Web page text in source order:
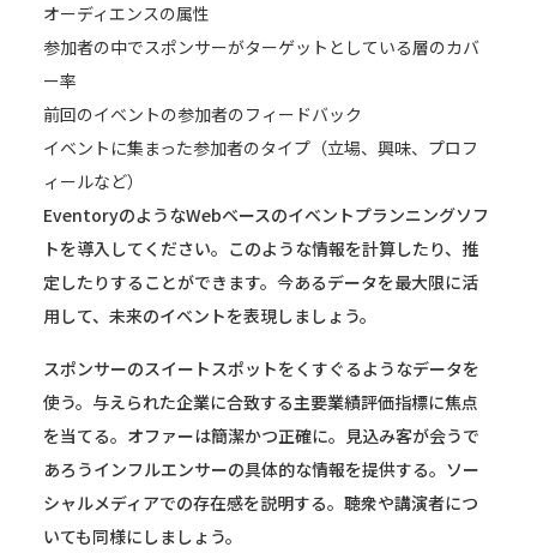
オーディエンスの属性
参加者の中でスポンサーがターゲットとしている層のカバ
ー率
前回のイベントの参加者のフィードバック
イベントに集まった参加者のタイプ（立場、興味、プロフ
ィールなど）
EventoryのようなWebベースのイベントプランニングソフ
トを導入してください。このような情報を計算したり、推
定したりすることができます。今あるデータを最大限に活
用して、未来のイベントを表現しましょう。
スポンサーのスイートスポットをくすぐるようなデータを
使う。与えられた企業に合致する主要業績評価指標に焦点
を当てる。オファーは簡潔かつ正確に。見込み客が会うで
あろうインフルエンサーの具体的な情報を提供する。ソー
シャルメディアでの存在感を説明する。聴衆や講演者につ
いても同様にしましょう。